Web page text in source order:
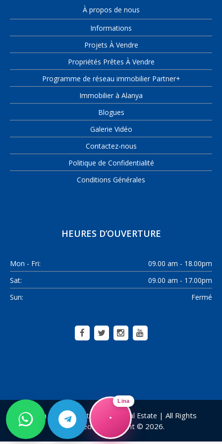
À propos de nous
Informations
Projets À Vendre
Propriétés Prêtes À Vendre
Programme de réseau immobilier Partner+
Immobilier à Alanya
Blogues
Galerie Vidéo
Contactez-nous
Politique de Confidentialité
Conditions Générales
HEURES D’OUVERTURE
Mon - Fri:
09.00 am - 18.00pm
Sat:
09.00 am - 17.00pm
Sun:
Fermé
Lina
Alanya Home Construction & Real Estate | All Rights
Reserved! | Copyright © 2026.